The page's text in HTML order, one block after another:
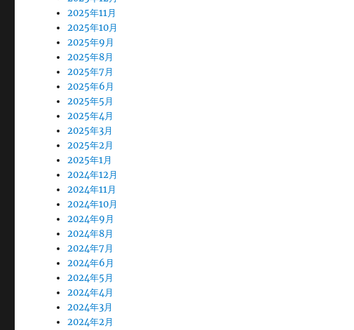
2025年11月
2025年10月
2025年9月
2025年8月
2025年7月
2025年6月
2025年5月
2025年4月
2025年3月
2025年2月
2025年1月
2024年12月
2024年11月
2024年10月
2024年9月
2024年8月
2024年7月
2024年6月
2024年5月
2024年4月
2024年3月
2024年2月